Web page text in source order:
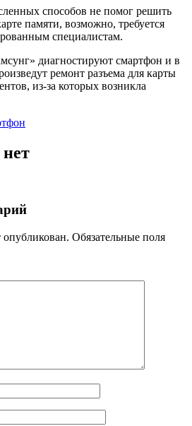
способов не помог решить
памяти, возможно, требуется
специалистам.
диагностируют смартфон и в
ремонт разъема для карты
из-за которых возникла
опубликован. Обязательные поля